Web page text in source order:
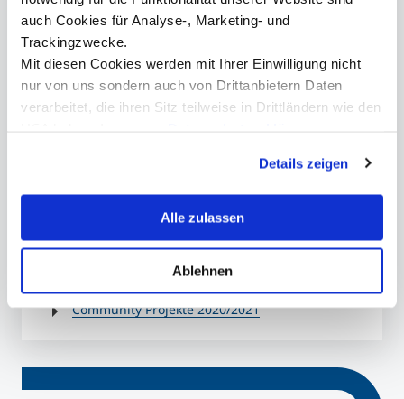
auch Cookies für Analyse-, Marketing- und
Trackingzwecke.
Mit diesen Cookies werden mit Ihrer Einwilligung nicht
nur von uns sondern auch von Drittanbietern Daten
verarbeitet, die ihren Sitz teilweise in Drittländern wie den
erklären Ihnen genau, was eine Datenübermittlung in die
USA bedeuten kann.
Details zeigen
Alle zulassen
Ablehnen
Dr. Regina Obexer, MEd
Senior Lecturer
Community Projekte 2020/2021